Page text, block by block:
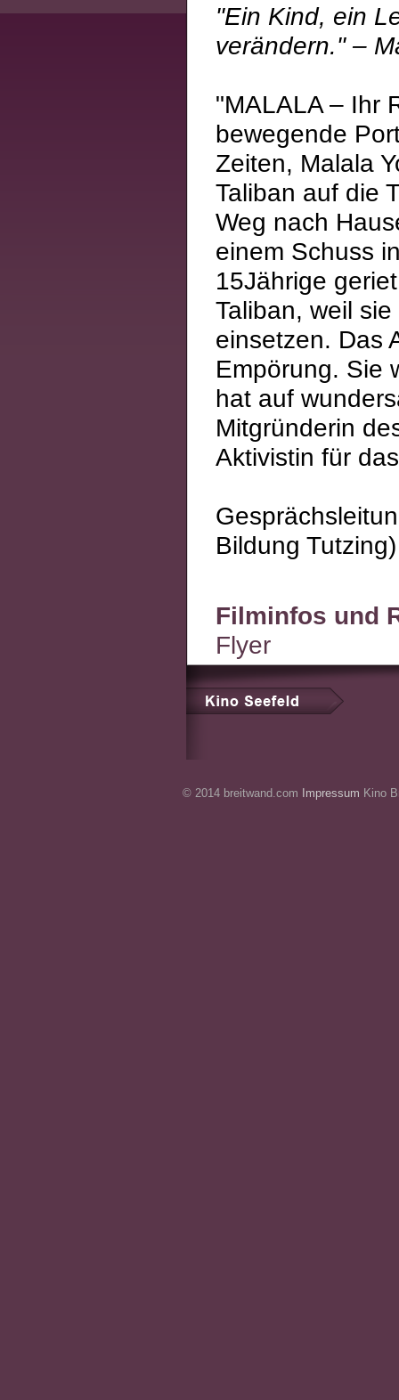
"Ein Kind, ein
verändern." –
"MALALA – Ihr
bewegende
Zeiten, Malala
Taliban auf die
Weg nach
einem Schuss
15Jährige
Taliban, weil
einsetzen. Das
Empörung. Sie
hat auf
Mitgründerin
Aktivistin für
Bildung Tutzing)
Filminfos und
Flyer
© 2014 breitwand.com Impressum Kino